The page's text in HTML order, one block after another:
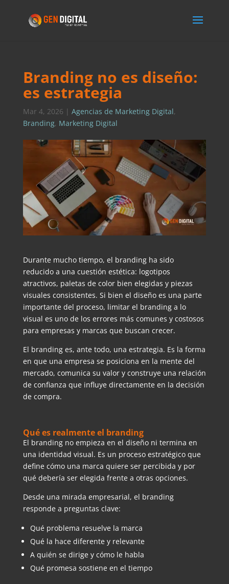
Branding no es diseño:
es estrategia
Mar 4, 2026 | Agencias de Marketing Digital,
Branding, Marketing Digital
Durante mucho tiempo, el branding ha sido
reducido a una cuestión estética: logotipos
atractivos, paletas de color bien elegidas y piezas
visuales consistentes. Si bien el diseño es una parte
importante del proceso, limitar el branding a lo
visual es uno de los errores más comunes y costosos
para empresas y marcas que buscan crecer.
El branding es, ante todo, una estrategia. Es la forma
en que una empresa se posiciona en la mente del
mercado, comunica su valor y construye una relación
de confianza que influye directamente en la decisión
de compra.
Qué es realmente el branding
El branding no empieza en el diseño ni termina en
una identidad visual. Es un proceso estratégico que
define cómo una marca quiere ser percibida y por
qué debería ser elegida frente a otras opciones.
Desde una mirada empresarial, el branding
responde a preguntas clave:
Qué problema resuelve la marca
Qué la hace diferente y relevante
A quién se dirige y cómo le habla
Qué promesa sostiene en el tiempo